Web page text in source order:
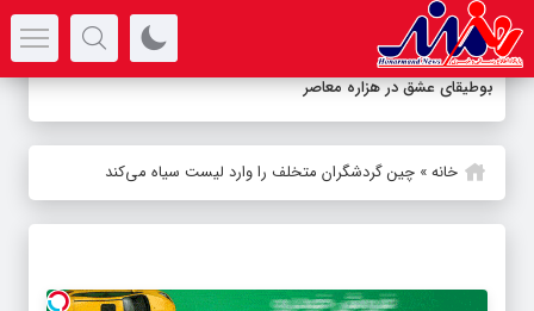
بوطیقای عشق در هزاره معاصر
خانه» چین گردشگران متخلف را وارد لیست سیاه می‌کند